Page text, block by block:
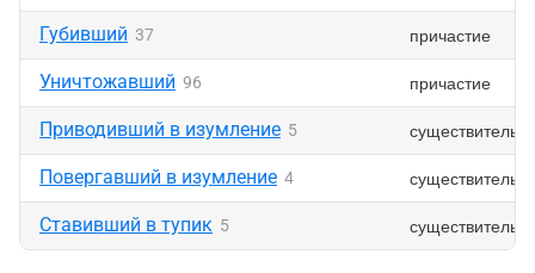
Губивший 37 причастие
Уничтожавший 96 причастие
Приводивший в изумление 5
Повергавший в изумление 4
Ставивший в тупик 5